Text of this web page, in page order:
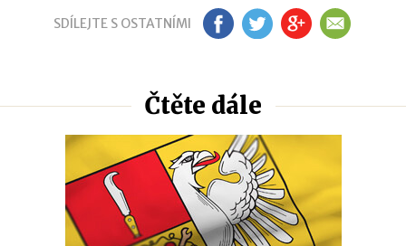
SDÍLEJTE S OSTATNÍMI FB TW GP EM
Čtěte dále